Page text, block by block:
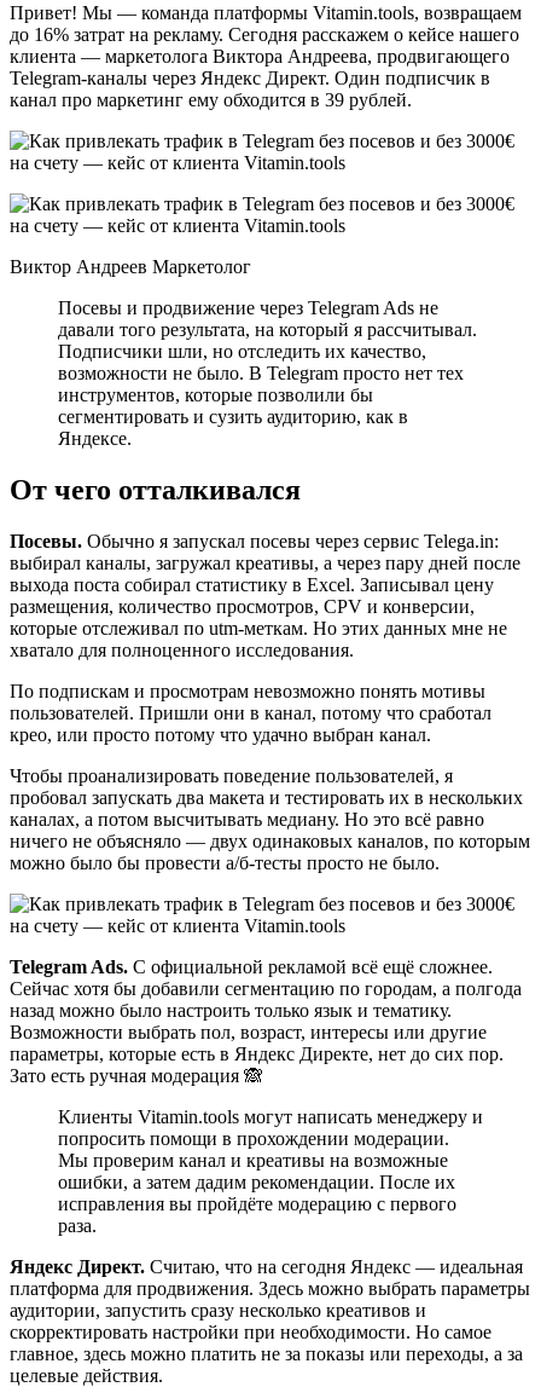
Привет! Мы — команда платформы Vitamin.tools, возвращаем
до 16% затрат на рекламу. Сегодня расскажем о кейсе нашего
клиента — маркетолога Виктора Андреева, продвигающего
Telegram-каналы через Яндекс Директ. Один подписчик в
канал про маркетинг ему обходится в 39 рублей.
Виктор Андреев Маркетолог
Посевы и продвижение через Telegram Ads не
давали того результата, на который я рассчитывал.
Подписчики шли, но отследить их качество,
возможности не было. В Telegram просто нет тех
инструментов, которые позволили бы
сегментировать и сузить аудиторию, как в
Яндексе.
От чего отталкивался
Посевы. Обычно я запускал посевы через сервис Telega.in:
выбирал каналы, загружал креативы, а через пару дней после
выхода поста собирал статистику в Excel. Записывал цену
размещения, количество просмотров, CPV и конверсии,
которые отслеживал по utm-меткам. Но этих данных мне не
хватало для полноценного исследования.
По подпискам и просмотрам невозможно понять мотивы
пользователей. Пришли они в канал, потому что сработал
крео, или просто потому что удачно выбран канал.
Чтобы проанализировать поведение пользователей, я
пробовал запускать два макета и тестировать их в нескольких
каналах, а потом высчитывать медиану. Но это всё равно
ничего не объясняло — двух одинаковых каналов, по которым
можно было бы провести а/б-тесты просто не было.
Telegram Ads. С официальной рекламой всё ещё сложнее.
Сейчас хотя бы добавили сегментацию по городам, а полгода
назад можно было настроить только язык и тематику.
Возможности выбрать пол, возраст, интересы или другие
параметры, которые есть в Яндекс Директе, нет до сих пор.
Зато есть ручная модерация 🙈
Клиенты Vitamin.tools могут написать менеджеру и
попросить помощи в прохождении модерации.
Мы проверим канал и креативы на возможные
ошибки, а затем дадим рекомендации. После их
исправления вы пройдёте модерацию с первого
раза.
Яндекс Директ. Считаю, что на сегодня Яндекс — идеальная
платформа для продвижения. Здесь можно выбрать параметры
аудитории, запустить сразу несколько креативов и
скорректировать настройки при необходимости. Но самое
главное, здесь можно платить не за показы или переходы, а за
целевые действия.